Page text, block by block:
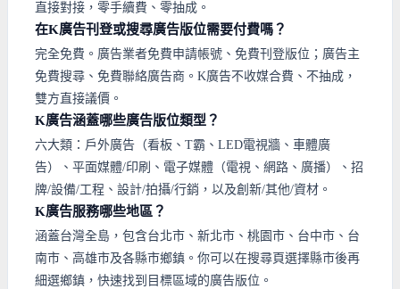
直接對接，零手續費、零抽成。
在K廣告刊登或搜尋廣告版位需要付費嗎？
完全免費。廣告業者免費申請帳號、免費刊登版位；廣告主
免費搜尋、免費聯絡廣告商。K廣告不收媒合費、不抽成，
雙方直接議價。
K廣告涵蓋哪些廣告版位類型？
六大類：戶外廣告（看板、T霸、LED電視牆、車體廣
告）、平面媒體/印刷、電子媒體（電視、網路、廣播）、招
牌/設備/工程、設計/拍攝/行銷，以及創新/其他/資材。
K廣告服務哪些地區？
涵蓋台灣全島，包含台北市、新北市、桃園市、台中市、台
南市、高雄市及各縣市鄉鎮。你可以在搜尋頁選擇縣市後再
細選鄉鎮，快速找到目標區域的廣告版位。